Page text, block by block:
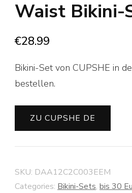
Waist Bikini-
€28.99
Bikini-Set von CUPSHE in
bestellen.
ZU CUPSHE DE
SKU: DAA12C2C003EEM
Categories: Bikini-Sets, bis 30